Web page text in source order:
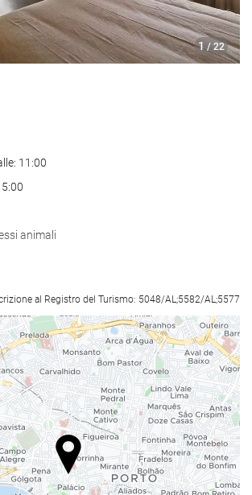
1 / 22
11:00
animali
al Registro del Turismo: 5048/AL;5582/AL;5577